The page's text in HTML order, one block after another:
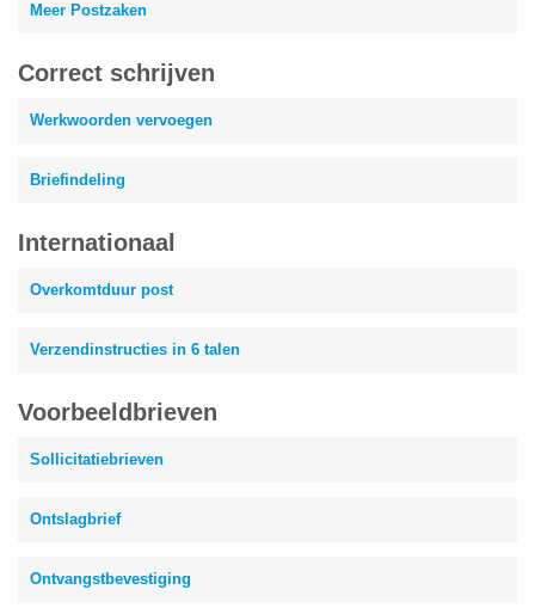
Meer Postzaken
Correct schrijven
Werkwoorden vervoegen
Briefindeling
Internationaal
Overkomtduur post
Verzendinstructies in 6 talen
Voorbeeldbrieven
Sollicitatiebrieven
Ontslagbrief
Ontvangstbevestiging